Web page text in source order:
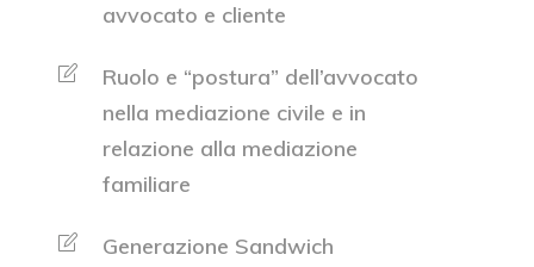
avvocato e cliente
Ruolo e “postura” dell’avvocato
nella mediazione civile e in
relazione alla mediazione
familiare
Generazione Sandwich